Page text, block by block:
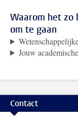
Waarom het zo
om te gaan
Jouw
Contact